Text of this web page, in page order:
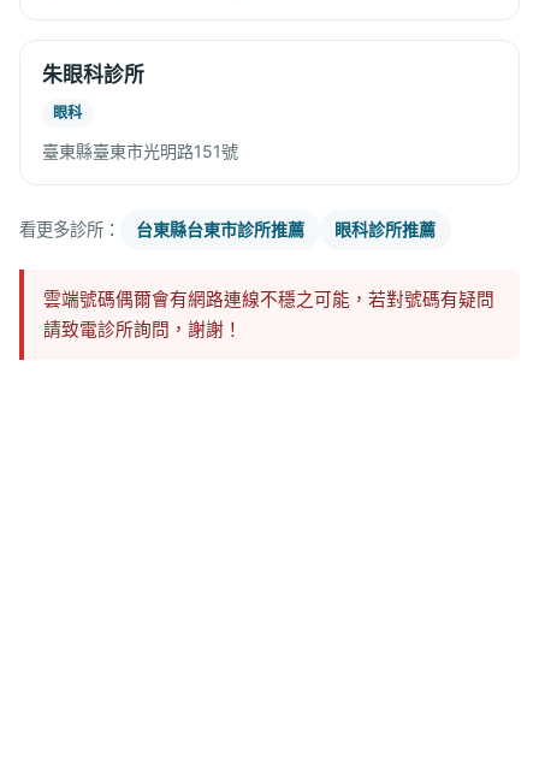
朱眼科診所
眼科
臺東縣臺東市光明路151號
看更多診所： 台東縣台東市診所推薦 眼科診所推薦
雲端號碼偶爾會有網路連線不穩之可能，若對號碼有疑問
請致電診所詢問，謝謝！